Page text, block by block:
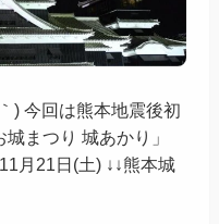
) 今回は熊本地震後初
まつり 城あかり」
月21日(土) ↓↓熊本城